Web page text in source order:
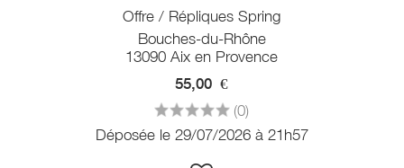
Offre / Répliques Spring
Bouches-du-Rhône
13090 Aix en Provence
55,00 €
(0)
Déposée le 29/07/2026 à 21h57